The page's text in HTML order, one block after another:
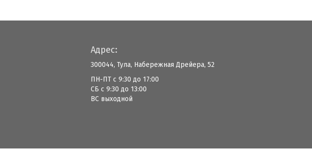
Адрес:
300044, Тула, Набережная Дрейера, 52
ПН-ПТ с 9:30 до 17:00
СБ с 9:30 до 13:00
ВС выходной